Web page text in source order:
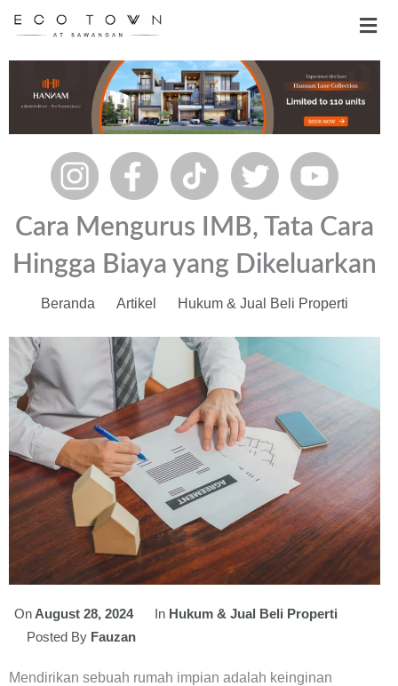
Cara Mengurus IMB, Tata Cara
Hingga Biaya yang Dikeluarkan
Beranda Artikel Hukum & Jual Beli Properti
On August 28, 2024 In Hukum & Jual Beli Properti
Posted By Fauzan
Mendirikan sebuah rumah impian adalah keinginan